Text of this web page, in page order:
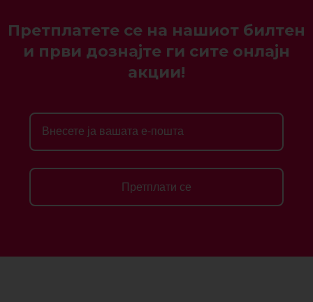
Претплатете се на нашиот билтен
и први дознајте ги сите онлајн
акции!
Претплати се